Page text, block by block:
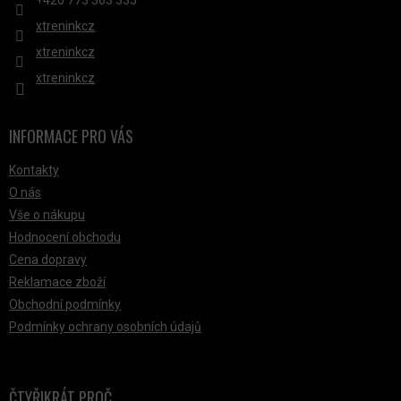
xtreninkcz
xtreninkcz
xtreninkcz
INFORMACE PRO VÁS
Kontakty
O nás
Vše o nákupu
Hodnocení obchodu
Cena dopravy
Reklamace zboží
Obchodní podmínky
Podmínky ochrany osobních údajů